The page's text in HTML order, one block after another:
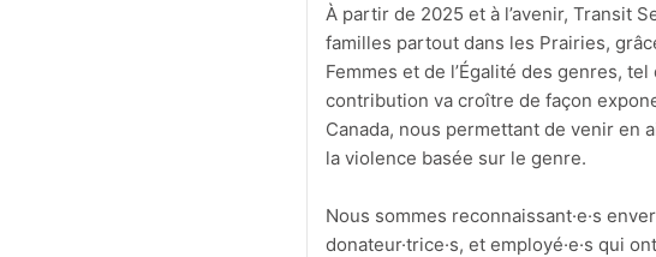
À partir de 2025 et à l’avenir, Transit
familles partout dans les Prairies,
Femmes et de l’Égalité des genres,
contribution va croître de façon
Canada, nous permettant de venir en
la violence basée sur le genre.
Nous sommes reconnaissant·e·s
donateur·trice·s, et employé·e·s qui